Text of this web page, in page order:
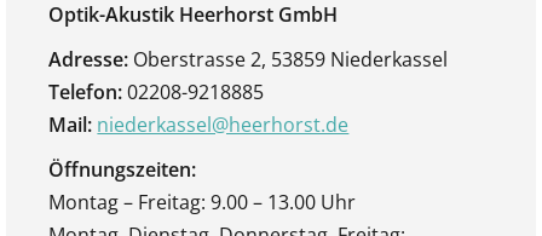
Optik-Akustik Heerhorst GmbH
Adresse: Oberstrasse 2, 53859 Niederkassel
Telefon:02208-9218885
Mail: niederkassel@heerhorst.de
Öffnungszeiten:
Montag – Freitag: 9.00 – 13.00 Uhr